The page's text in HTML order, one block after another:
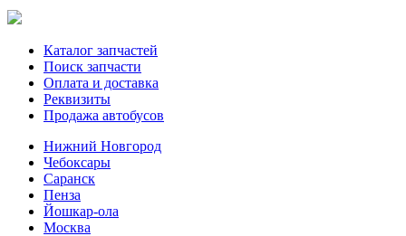
Каталог запчастей
Поиск запчасти
Оплата и доставка
Реквизиты
Продажа автобусов
Нижний Новгород
Чебоксары
Саранск
Пенза
Йошкар-ола
Москва